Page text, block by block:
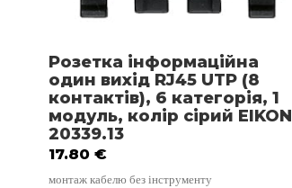
Розетка інформаційна
один вихід RJ45 UTP (8
контактів), 6 категорія, 1
модуль, колір сірий EIKON
20339.13
17.80 €
монтаж кабелю без інструменту